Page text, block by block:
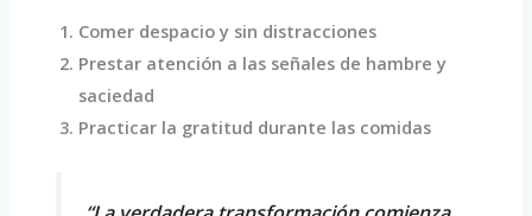
Comer despacio y sin distracciones
Prestar atención a las señales de hambre y
saciedad
Practicar la gratitud durante las comidas